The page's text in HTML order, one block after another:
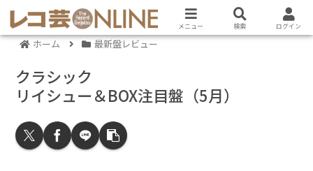
ホーム 最新盤レビュー
クラシック
リイシュー＆BOX注目盤（5月）
メニュー 検索 ログイン